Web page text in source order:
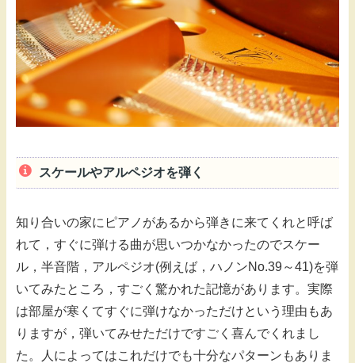
スケールやアルペジオを弾く
知り合いの家にピアノがあるから弾きに来てくれと呼ば
れて，すぐに弾ける曲が思いつかなかったのでスケー
ル，半音階，アルペジオ(例えば，ハノンNo.39～41)を弾
いてみたところ，すごく驚かれた記憶があります。実際
は部屋が寒くてすぐに弾けなかっただけという理由もあ
りますが，弾いてみせただけですごく喜んでくれまし
た。人によってはこれだけでも十分なパターンもありま